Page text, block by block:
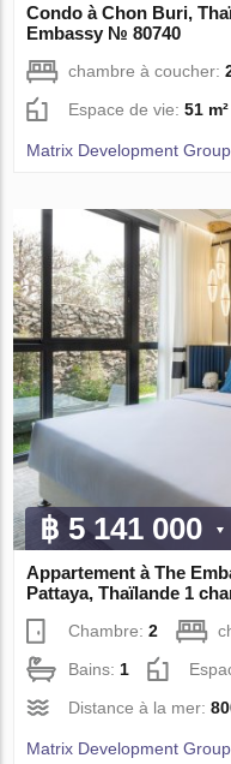
Condo à Chon Buri,
Embassy № 80740
chambre à coucher:
Espace de vie:51 m²
Matrix Development Group
฿ 5 141 000
Appartement à The
Pattaya, Thaïlande 1
Chambre:2
Bains: 1
Distance à la mer:
Matrix Development Group